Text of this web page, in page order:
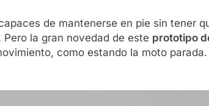
de mantenerse en pie sin tener
la gran novedad de este prototipo
como estando la moto